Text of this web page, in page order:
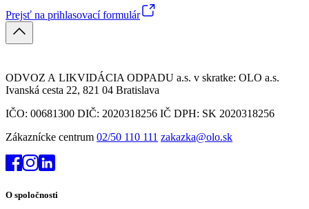
Prejsť na prihlasovací formulár
ODVOZ A LIKVIDÁCIA ODPADU a.s. v skratke: OLO a.s.
Ivanská cesta 22, 821 04 Bratislava
IČO: 00681300 DIČ: 2020318256 IČ DPH: SK 2020318256
Zákaznícke centrum 02/50 110 111 zakazka@olo.sk
O spoločnosti